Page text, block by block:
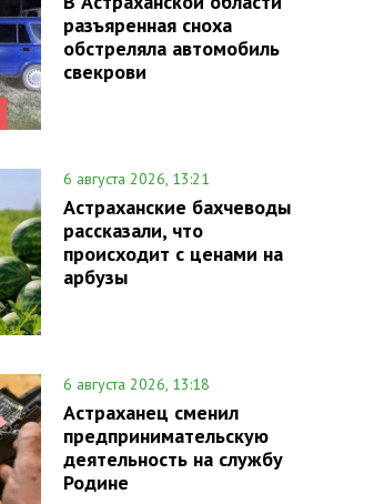
разъяренная сноха
обстреляла автомобиль
свекрови
6 августа 2026, 13:21
Астраханские бахчеводы
рассказали, что
происходит с ценами на
арбузы
6 августа 2026, 13:18
Астраханец сменил
предпринимательскую
деятельность на службу
Родине